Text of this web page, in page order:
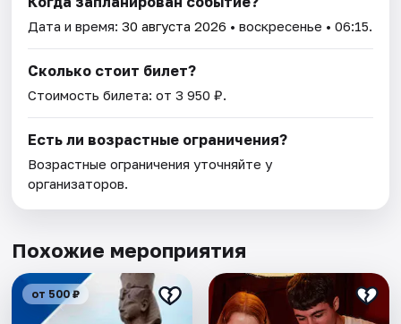
Дата и время:30 августа 2026 • воскресенье • 06:15.
Сколько стоит билет?
Стоимость билета: от 3 950 ₽.
Есть ли возрастные ограничения?
Возрастные ограничения уточняйте у
организаторов.
Похожие мероприятия
от 500 ₽